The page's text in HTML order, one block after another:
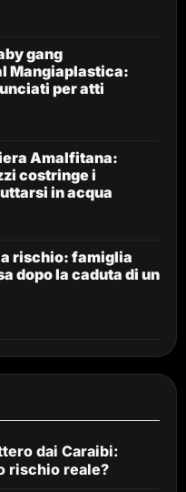
gang
Mangiaplastica:
per atti
Amalfitana:
costringe i
in acqua
rischio: famiglia
dopo la caduta di un
dai Caraibi:
rischio reale?